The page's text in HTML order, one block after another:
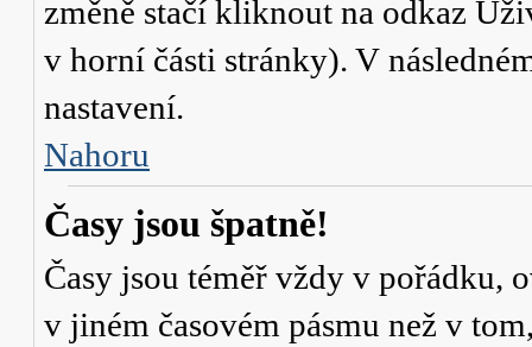
změně stačí kliknout na odkaz
v horní části stránky). V
nastavení.
Nahoru
Časy jsou špatně!
Časy jsou téměř vždy v pořádku,
v jiném časovém pásmu než v